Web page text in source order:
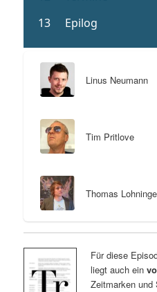
Linus Neumann
Tim Pritlove
Thomas
Für diese
liegt auch ein
Zeitmarken und